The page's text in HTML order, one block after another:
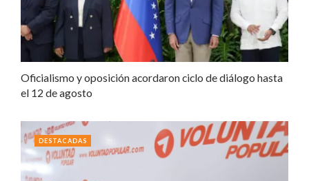
Oficialismo y oposición acordaron ciclo de diálogo hasta
el 12 de agosto
DESTACADAS